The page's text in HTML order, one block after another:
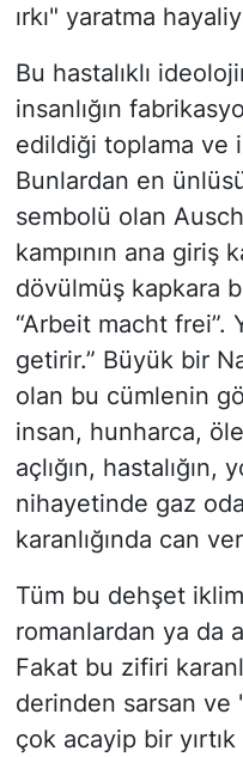
ırkı" yaratma
​Bu hastalıklı
insanlığın
edildiği toplama ve
Bunlardan en
sembolü olan
kampının ana giriş
dövülmüş kapkara
“Arbeit macht frei”.
getirir.” Büyük bir
olan bu cümlenin
insan, hunharca,
açlığın,
nihayetinde gaz
karanlığında can
​Tüm bu dehşet
romanlardan ya da
Fakat bu zifiri
derinden sarsan ve
çok acayip bir yırtık